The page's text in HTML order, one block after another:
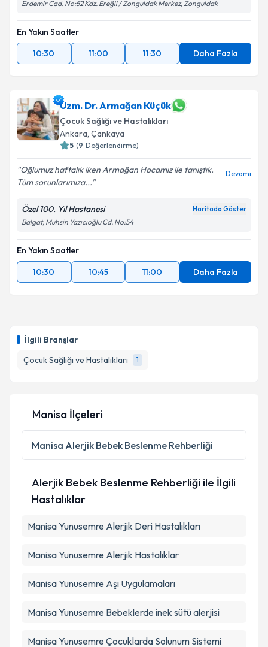
İlgili Branşlar
Çocuk Sağlığı ve Hastalıkları
1
Erdemir Cad. No:52 Kdz. Ereğli / Zonguldak Merkez, Zonguldak
En Yakın Saatler
10:30
11:00 11:30 Daha Fazla
Uzm. Dr. Armağan Küçük
Çocuk Sağlığı ve Hastalıkları
Ankara, Çankaya
5 (9 Değerlendirme)
Oğlumuz haftalık iken Armağan Hocamız ile tanıştık.
Tüm sorunlarımıza...
Devamı
Özel 100. Yıl Hastanesi Haritada Göster
Balgat, Muhsin Yazıcıoğlu Cd. No:54
En Yakın Saatler
10:30
10:45 11:00 Daha Fazla
Manisa İlçeleri
Manisa Alerjik Bebek Beslenme Rehberliği
Alerjik Bebek Beslenme Rehberliği ile İlgili
Hastalıklar
Manisa Yunusemre Alerjik Deri Hastalıkları
Manisa Yunusemre Alerjik Hastalıklar
Manisa Yunusemre Aşı Uygulamaları
Manisa Yunusemre Bebeklerde inek sütü alerjisi
Manisa Yunusemre Çocuklarda Solunum Sistemi